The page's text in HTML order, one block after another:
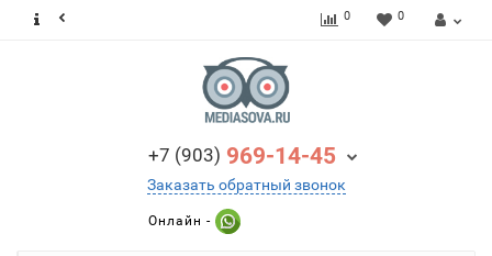
0 0
+7 (903) 969-14-45
Заказать обратный звонок
Онлайн -